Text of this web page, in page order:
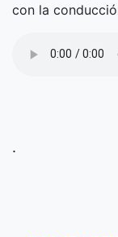
con la
.